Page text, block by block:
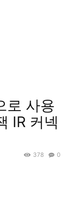
로 사용
IR 커넥
0
378